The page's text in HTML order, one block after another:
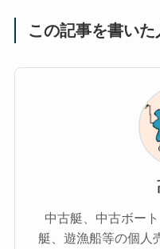
この記事を書いた
中古艇、中古ボー
艇、遊漁船等の個人